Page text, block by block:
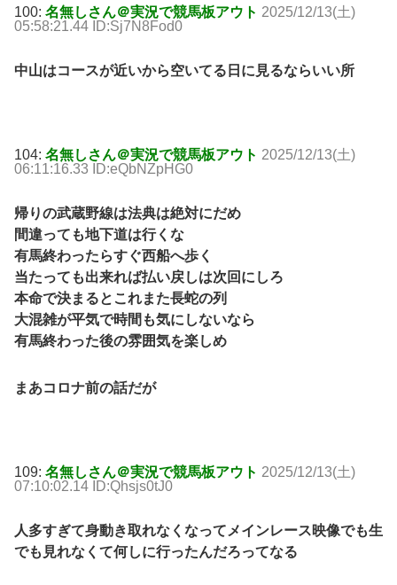
100: 名無しさん＠実況で競馬板アウト 2025/12/13(土)
05:58:21.44 ID:Sj7N8Fod0
中山はコースが近いから空いてる日に見るならいい所
104: 名無しさん＠実況で競馬板アウト 2025/12/13(土)
06:11:16.33 ID:eQbNZpHG0
帰りの武蔵野線は法典は絶対にだめ
間違っても地下道は行くな
有馬終わったらすぐ西船へ歩く
当たっても出来れば払い戻しは次回にしろ
本命で決まるとこれまた長蛇の列
大混雑が平気で時間も気にしないなら
有馬終わった後の雰囲気を楽しめ
まあコロナ前の話だが
109: 名無しさん＠実況で競馬板アウト 2025/12/13(土)
07:10:02.14 ID:Qhsjs0tJ0
人多すぎて身動き取れなくなってメインレース映像でも生
でも見れなくて何しに行ったんだろってなる